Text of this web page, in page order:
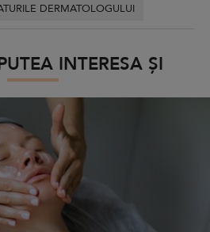
DERMATOLOGULUI
INTERESA ȘI